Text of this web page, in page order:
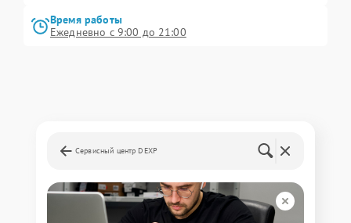
Время работы
Ежедневно с 9:00 до 21:00
Сервисный центр DEXP